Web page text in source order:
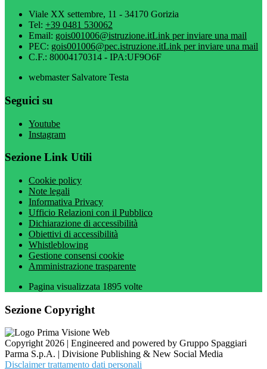
Viale XX settembre, 11 - 34170 Gorizia
Tel: +39 0481 530062
Email: gois001006@istruzione.itLink per inviare una mail
PEC: gois001006@pec.istruzione.itLink per inviare una mail
C.F.: 80004170314 - IPA:UF9O6F
webmaster Salvatore Testa
Seguici su
Youtube
Instagram
Sezione Link Utili
Cookie policy
Note legali
Informativa Privacy
Ufficio Relazioni con il Pubblico
Dichiarazione di accessibilità
Obiettivi di accessibilità
Whistleblowing
Gestione consensi cookie
Amministrazione trasparente
Pagina visualizzata 1895 volte
Sezione Copyright
Copyright 2026 | Engineered and powered by Gruppo Spaggiari
Parma S.p.A. | Divisione Publishing & New Social Media
Disclaimer trattamento dati personali